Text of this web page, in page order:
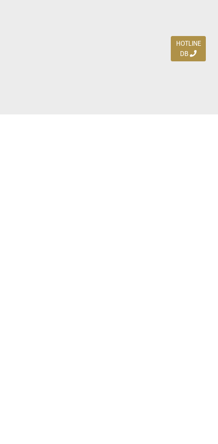
HOTLINE
DB